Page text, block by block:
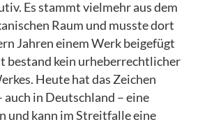
Es stammt vielmehr aus dem
Raum und musste dort
Jahren einem Werk beigefügt
bestand kein urheberrechtlicher
Heute hat das Zeichen
auch in Deutschland – eine
und kann im Streitfalle eine